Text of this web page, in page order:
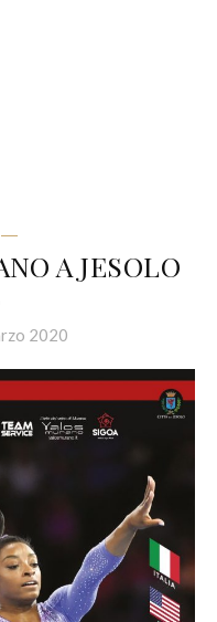
A JESOLO
2020